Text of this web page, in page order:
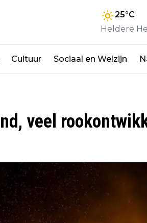
25°C
Heldere
Cultuur Sociaal en Welzijn
veel